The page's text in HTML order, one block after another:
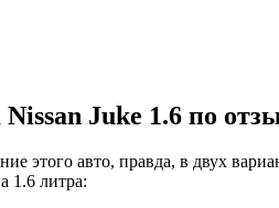
Juke 1.6 по
этого авто, правда, в двух
1.6 литра: